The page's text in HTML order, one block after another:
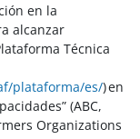
en la
alcanzar
Técnica
plataforma/es/) en
(ABC,
Organizations